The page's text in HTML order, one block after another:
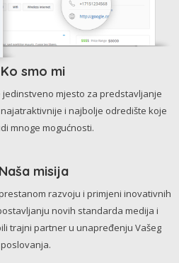
smo mi
mjesto za predstavljanje
i najbolje odredište koje
mnoge mogućnosti.
misija
razvoju i primjeni inovativnih
novih standarda medija i
trajni partner u unapređenju Vašeg
poslovanja.